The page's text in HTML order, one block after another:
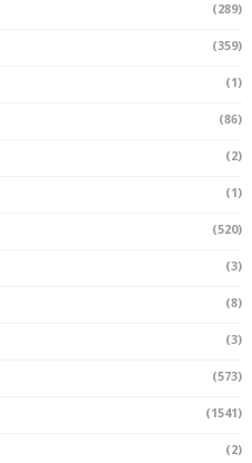
(289)
(359)
(1)
(86)
(2)
(1)
(520)
(3)
(8)
(3)
(573)
(1541)
(2)